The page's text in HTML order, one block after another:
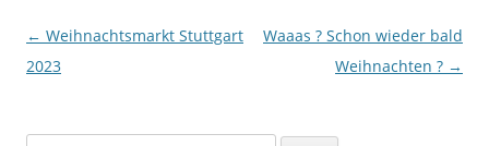
Beitrags-
Navigation
← Weihnachtsmarkt Stuttgart
2023
Waaas ? Schon wieder bald
Weihnachten ? →